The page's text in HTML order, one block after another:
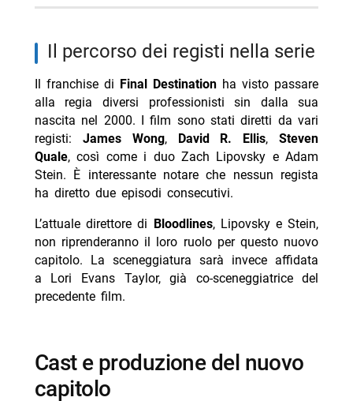
il percorso dei registi nella serie
Il franchise di Final Destination ha visto passare
alla regia diversi professionisti sin dalla sua
nascita nel 2000. I film sono stati diretti da vari
registi: James Wong, David R. Ellis,Steven
Quale, così come i duo Zach Lipovsky e Adam
Stein. È interessante notare che nessun regista
ha diretto due episodi consecutivi.
L’attuale direttore di Bloodlines, Lipovsky e Stein,
non riprenderanno il loro ruolo per questo nuovo
capitolo. La sceneggiatura sarà invece affidata
a Lori Evans Taylor, già co-sceneggiatrice del
precedente film.
cast e produzione del nuovo
capitolo